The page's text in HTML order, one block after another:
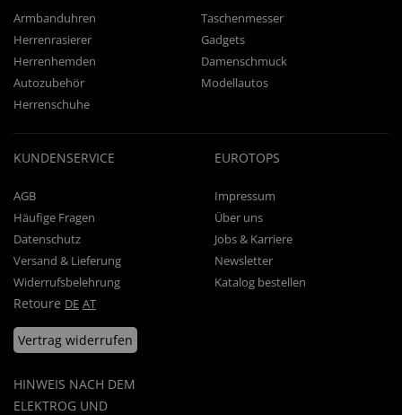
Armbanduhren
Taschenmesser
Herrenrasierer
Gadgets
Herrenhemden
Damenschmuck
Autozubehör
Modellautos
Herrenschuhe
KUNDENSERVICE
AGB
Häufige Fragen
Datenschutz
Versand & Lieferung
Widerrufsbelehrung
Retoure DE AT
Vertrag widerrufen
HINWEIS NACH DEM
ELEKTROG UND
EUROTOPS
Impressum
Über uns
Jobs & Karriere
Newsletter
Katalog bestellen